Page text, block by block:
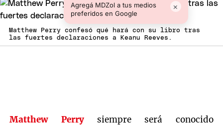
Agregá MDZol a tus medios
preferidos en Google
×
Matthew Perry confesó qué hará con su libro tras
las fuertes declaraciones a Keanu Reeves.
Matthew Perrysiempre será conocido